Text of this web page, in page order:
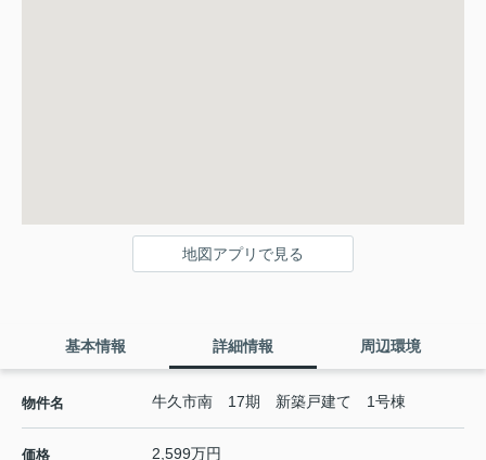
地図アプリで見る
基本情報 詳細情報 周辺環境
物件名 牛久市南 17期 新築戸建て 1号棟
価格 2,599万円